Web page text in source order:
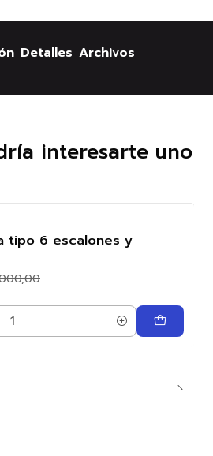
Detalles Archivos
interesarte uno
tipo 6 escalones y